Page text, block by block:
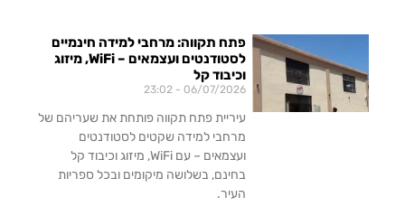
פתח תקווה: מרחבי למידה חינמיים
לסטודנטים ועצמאים – WiFi, מיזוג
וכיבוד קל
06/07/2026
עיריית פתח תקווה פותחת את שעריהם של
מרחבי למידה שקטים לסטודנטים
ועצמאים – עם WiFi, מיזוג וכיבוד קל
בחינם, בשלושה מיקומים ובכל ספריות
העיר.